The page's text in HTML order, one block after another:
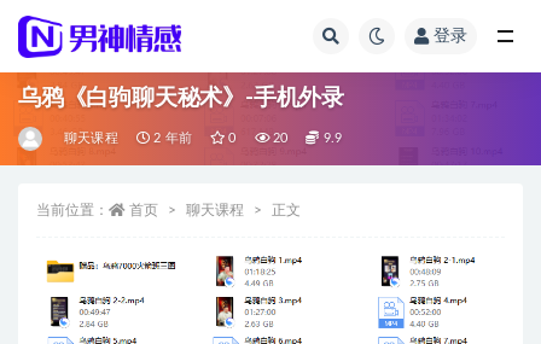
登录
乌鸦《白驹聊天秘术》-手机外录
聊天课程 2 年前 0 20 9.9
当前位置： 首页 聊天课程 正文